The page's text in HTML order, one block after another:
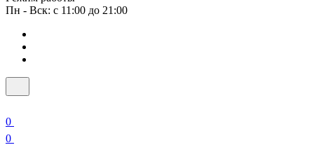
Пн - Вск: с 11:00 до 21:00
0
0